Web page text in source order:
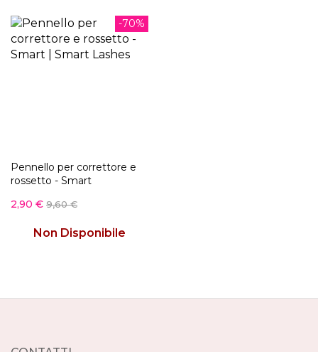
-70%
Pennello per correttore e
rossetto - Smart
2,90 € 9,60 €
Non Disponibile